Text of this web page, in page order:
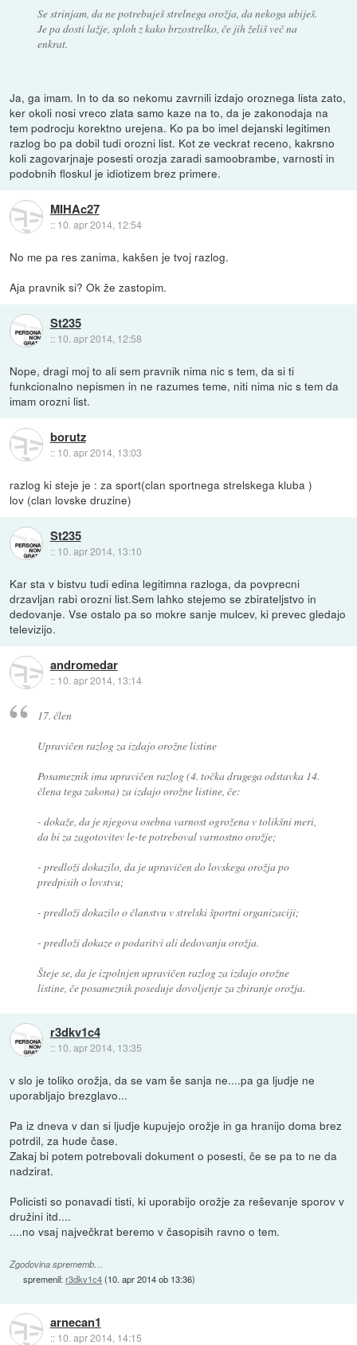
Se strinjam, da ne potrebuješ strelnega orožja, da nekoga ubiješ.
Je pa dosti lažje, sploh z kako brzostrelko, če jih želiš več na
enkrat.
Ja, ga imam. In to da so nekomu zavrnili izdajo oroznega lista zato,
ker okoli nosi vreco zlata samo kaze na to, da je zakonodaja na
tem podrocju korektno urejena. Ko pa bo imel dejanski legitimen
razlog bo pa dobil tudi orozni list. Kot ze veckrat receno, kakrsno
koli zagovarjnaje posesti orozja zaradi samoobrambe, varnosti in
podobnih floskul je idiotizem brez primere.
MIHAc27
:: 10. apr 2014, 12:54
No me pa res zanima, kakšen je tvoj razlog.
Aja pravnik si? Ok že zastopim.
St235
:: 10. apr 2014, 12:58
Nope, dragi moj to ali sem pravnik nima nic s tem, da si ti
funkcionalno nepismen in ne razumes teme, niti nima nic s tem da
imam orozni list.
borutz
:: 10. apr 2014, 13:03
razlog ki steje je : za sport(clan sportnega strelskega kluba )
lov (clan lovske druzine)
St235
:: 10. apr 2014, 13:10
Kar sta v bistvu tudi edina legitimna razloga, da povprecni
drzavljan rabi orozni list.Sem lahko stejemo se zbirateljstvo in
dedovanje. Vse ostalo pa so mokre sanje mulcev, ki prevec gledajo
televizijo.
andromedar
:: 10. apr 2014, 13:14
17. člen
Upravičen razlog za izdajo orožne listine
Posameznik ima upravičen razlog (4. točka drugega odstavka 14.
člena tega zakona) za izdajo orožne listine, če:
- dokaže, da je njegova osebna varnost ogrožena v tolikšni meri,
da bi za zagotovitev le-te potreboval varnostno orožje;
- predloži dokazilo, da je upravičen do lovskega orožja po
predpisih o lovstvu;
- predloži dokazilo o članstvu v strelski športni organizaciji;
- predloži dokaze o podaritvi ali dedovanju orožja.
Šteje se, da je izpolnjen upravičen razlog za izdajo orožne
listine, če posameznik poseduje dovoljenje za zbiranje orožja.
r3dkv1c4
:: 10. apr 2014, 13:35
v slo je toliko orožja, da se vam še sanja ne....pa ga ljudje ne
uporabljajo brezglavo...
Pa iz dneva v dan si ljudje kupujejo orožje in ga hranijo doma brez
potrdil, za hude čase.
Zakaj bi potem potrebovali dokument o posesti, če se pa to ne da
nadzirat.
Policisti so ponavadi tisti, ki uporabijo orožje za reševanje sporov v
družini itd....
....no vsaj največkrat beremo v časopisih ravno o tem.
Zgodovina sprememb…
spremenil:r3dkv1c4(10. apr 2014 ob 13:36)
arnecan1
:: 10. apr 2014, 14:15